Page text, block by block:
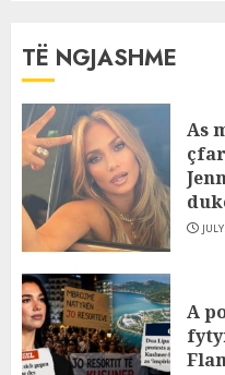
TË NGJASHME
As
A